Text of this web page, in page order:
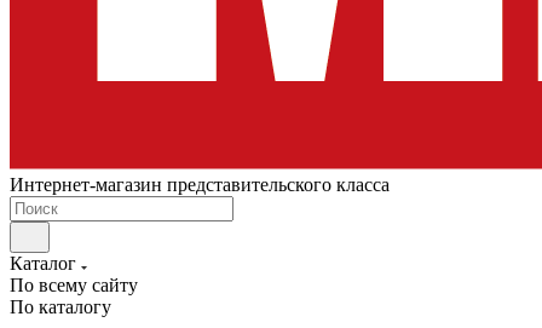
Интернет-магазин представительского класса
Каталог
По всему сайту
По каталогу